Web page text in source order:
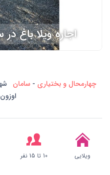
اجاره ویلا باغ
چهارمحال و بختیاری- سامانشهر
ویلایی 10 تا 15 نفر